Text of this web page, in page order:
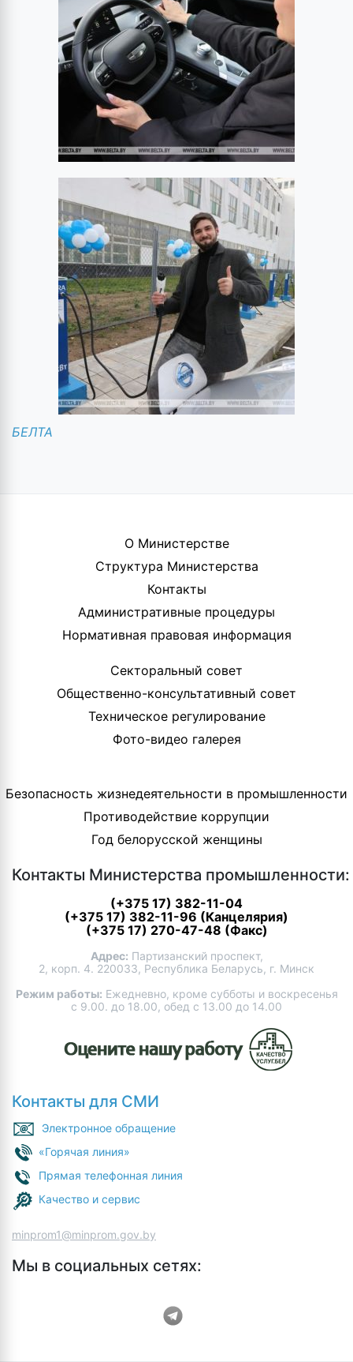
БЕЛТА
О Министерстве
Структура Министерства
Контакты
Административные процедуры
Нормативная правовая информация
Секторальный совет
Общественно-консультативный совет
Техническое регулирование
Фото-видео галерея
Безопасность жизнедеятельности в промышленности
Противодействие коррупции
Год белорусской женщины
Контакты Министерства промышленности:
(+375 17) 382-11-04
(+375 17) 382-11-96 (Канцелярия)
(+375 17) 270-47-48 (Факс)
Адрес: Партизанский проспект,
2, корп. 4. 220033, Республика Беларусь, г. Минск
Режим работы: Ежедневно, кроме субботы и воскресенья
с 9.00. до 18.00, обед с 13.00 до 14.00
Контакты для СМИ
Электронное обращение
«Горячая линия»
Прямая телефонная линия
Качество и сервис
minprom1@minprom.gov.by
Мы в социальных сетях: